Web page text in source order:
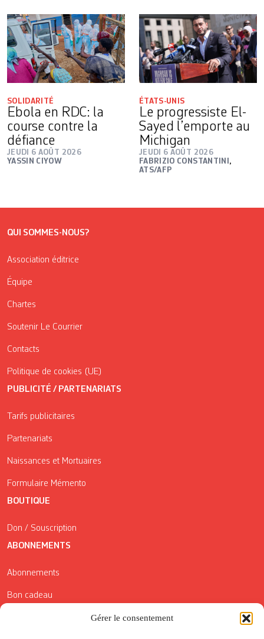
Gérer le consentement
SOLIDARITÉ
Ebola en RDC: la
course contre la
défiance
JEUDI 6 AOÛT 2026
YASSIN CIYOW
ÉTATS-UNIS
Le progressiste El-
Sayed l’emporte au
Michigan
JEUDI 6 AOÛT 2026
FABRIZIO CONSTANTINI ,
ATS/AFP
QUI SOMMES-NOUS?
Association éditrice
Équipe
Chartes
Soutenir Le Courrier
Contacts
Politique de cookies (UE)
PUBLICITÉ / PARTENARIATS
Tarifs publicitaires
Partenariats
Naissances et Mortuaires
Formulaire Mémento
BOUTIQUE
Don / Souscription
ABONNEMENTS
Abonnements
Bon cadeau
Conditions générales de vente